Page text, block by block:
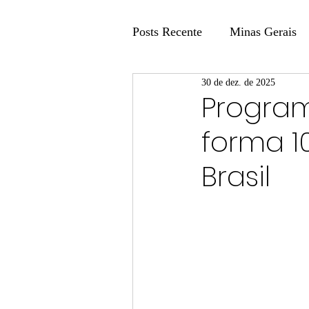
Posts Recente Minas Gerais
Coluna Fatos e Versões
Coluna: Agenda 21
forma
Brasil
30 de dez. de 2025